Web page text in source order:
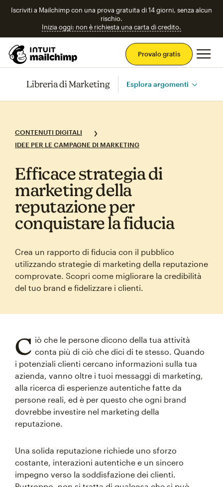
Iscriviti a Mailchimp con una prova gratuita di 14 giorni, senza alcun
rischio.
Inizia oggi: non è richiesta una carta di credito.
Provalo gratis
Libreria di Marketing Esplora argomenti
CONTENUTI DIGITALI
IDEE PER LE CAMPAGNE DI MARKETING
Efficace strategia di
marketing della
reputazione per
conquistare la fiducia
Crea un rapporto di fiducia con il pubblico
utilizzando strategie di marketing della reputazione
comprovate. Scopri come migliorare la credibilità
del tuo brand e fidelizzare i clienti.
C iò che le persone dicono della tua attività
conta più di ciò che dici di te stesso. Quando
i potenziali clienti cercano informazioni sulla tua
azienda, vanno oltre i tuoi messaggi di marketing,
alla ricerca di esperienze autentiche fatte da
persone reali, ed è per questo che ogni brand
dovrebbe investire nel marketing della
reputazione.
Una solida reputazione richiede uno sforzo
costante, interazioni autentiche e un sincero
impegno verso la soddisfazione dei clienti.